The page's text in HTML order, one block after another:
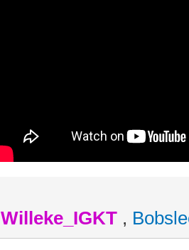
Willeke_IGKT ,